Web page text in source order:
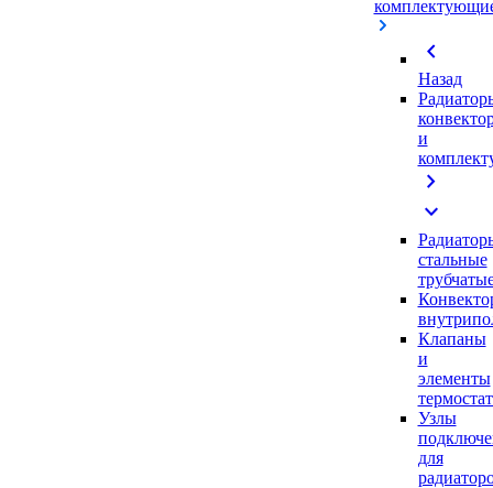
chevron_left
Назад
и
chevron_right
expand_more
стальные
Клапаны
и
элементы
Узлы
для